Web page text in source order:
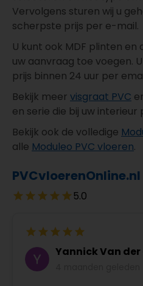
Vervolgens sturen wij u
scherpste prijs per e-mail.
U kunt ook MDF plinten
uw aanvraag toe voegen.
prijs binnen 24 uur per
Bekijk meer visgraat PVC
en serie die bij uw interieur
Bekijk ook de volledige
alle Moduleo PVC vloeren.
PVCvloerenOnline.nl
5.0
Yannick Van